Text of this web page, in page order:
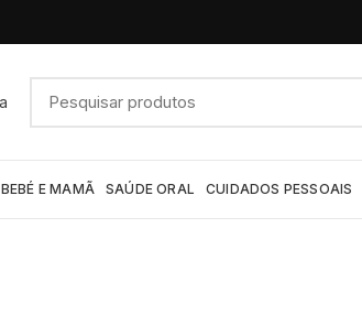
BEBÉ E MAMÃ SAÚDE ORAL CUIDADOS PESSOAIS